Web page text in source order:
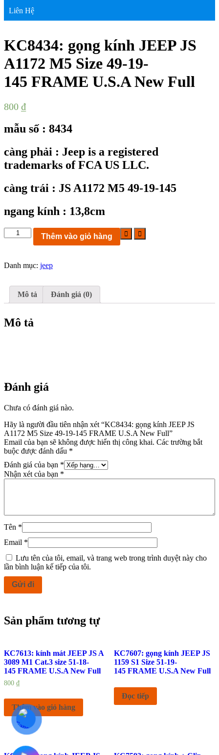
Liên Hệ
KC8434: gọng kính JEEP JS
A1172 M5 Size 49-19-
145 FRAME U.S.A New Full
800 ₫
mẫu số : 8434
càng phải : Jeep is a registered
trademarks of FCA US LLC.
càng trái : JS A1172 M5 49-19-145
ngang kính : 13,8cm
KC8434:
gọng
JS
M5
49-
145 FRAME
U.S.A
Thêm vào giỏ hàng
Danh mục: jeep
Mô tả Đánh giá (0)
Mô tả
Đánh giá
Chưa có đánh giá nào.
Hãy là người đầu tiên nhận xét “KC8434: gọng kính JEEP JS
A1172 M5 Size 49-19-145 FRAME U.S.A New Full”
Email của bạn sẽ không được hiển thị công khai. Các trường bắt
buộc được đánh dấu *
Đánh giá của bạn *
Nhận xét của bạn *
Tên *
Email *
Lưu tên của tôi, email, và trang web trong trình duyệt này cho
lần bình luận kế tiếp của tôi.
Sản phẩm tương tự
KC7613: kính mát JEEP JS A
3089 M1 Cat.3 size 51-18-
145 FRAME U.S.A New Full
800 ₫
Thêm vào giỏ hàng
KC7607: gọng kính JEEP JS
1159 S1 Size 51-19-
145 FRAME U.S.A New Full
Đọc tiếp